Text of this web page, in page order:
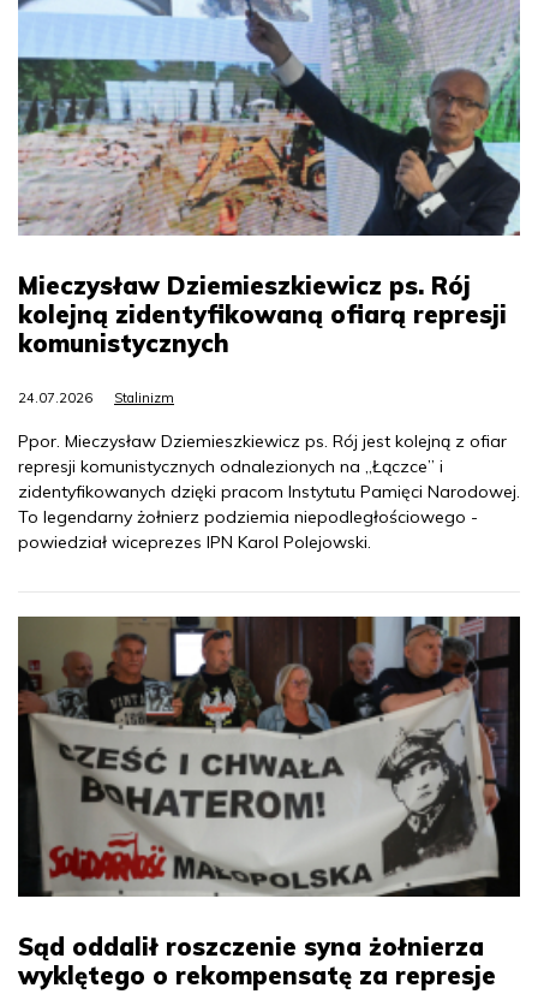
Mieczysław Dziemieszkiewicz ps. Rój
kolejną zidentyfikowaną ofiarą represji
komunistycznych
24.07.2026 Stalinizm
Ppor. Mieczysław Dziemieszkiewicz ps. Rój jest kolejną z ofiar
represji komunistycznych odnalezionych na „Łączce” i
zidentyfikowanych dzięki pracom Instytutu Pamięci Narodowej.
To legendarny żołnierz podziemia niepodległościowego -
powiedział wiceprezes IPN Karol Polejowski.
Sąd oddalił roszczenie syna żołnierza
wyklętego o rekompensatę za represje